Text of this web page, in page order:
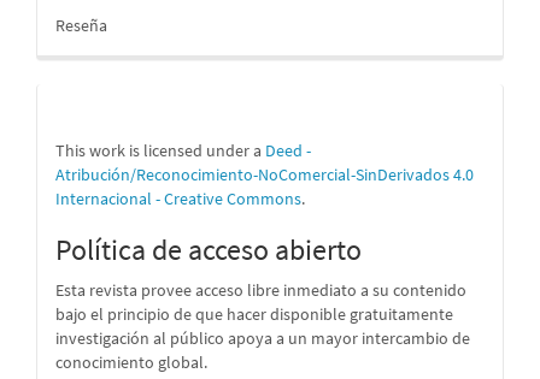
Reseña
This work is licensed under a Deed -
Atribución/Reconocimiento-NoComercial-SinDerivados 4.0
Internacional - Creative Commons.
Política de acceso abierto
Esta revista provee acceso libre inmediato a su contenido
bajo el principio de que hacer disponible gratuitamente
investigación al público apoya a un mayor intercambio de
conocimiento global.